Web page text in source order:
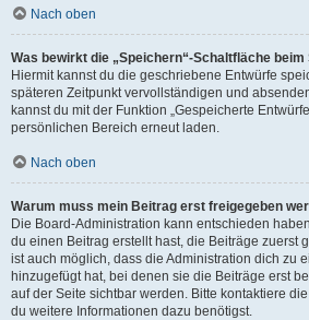
Nach oben
Was bewirkt die „Speichern“-Schaltfläche
Hiermit kannst du die geschriebene Entwürfe
späteren Zeitpunkt vervollständigen und
kannst du mit der Funktion „Gespeicherte
persönlichen Bereich erneut laden.
Nach oben
Warum muss mein Beitrag erst freigegeben
Die Board-Administration kann entschieden
du einen Beitrag erstellt hast, die Beiträge zuerst
ist auch möglich, dass die Administration dich zu
hinzugefügt hat, bei denen sie die Beiträge erst
auf der Seite sichtbar werden. Bitte kontaktiere
du weitere Informationen dazu benötigst.